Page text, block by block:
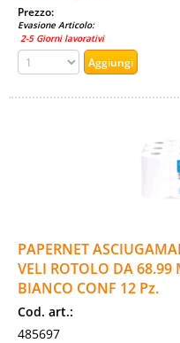
Prezzo:
Evasione Articolo:
2-5 Giorni lavorativi
PAPERNET
VELI ROTOLO DA 68.99
BIANCO CONF 12 Pz.
Cod. art.:
485697